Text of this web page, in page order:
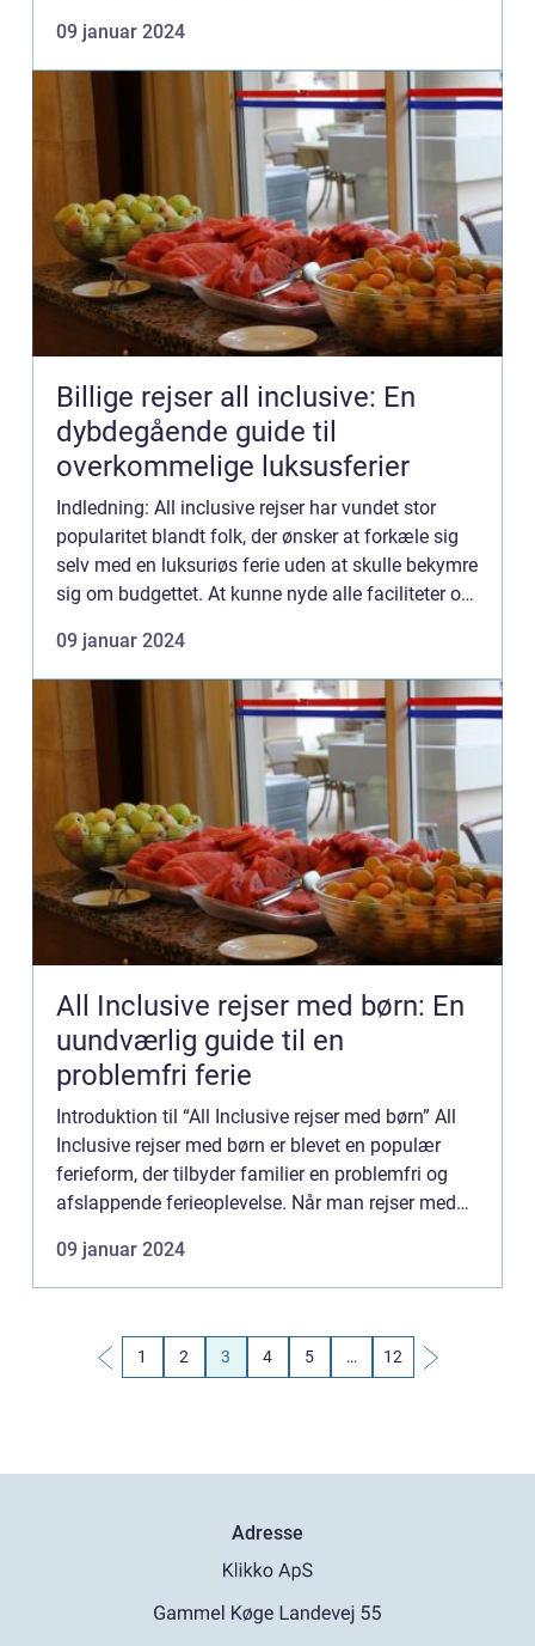
09 januar 2024
Billige rejser all inclusive: En
dybdegående guide til
overkommelige luksusferier
Indledning: All inclusive rejser har vundet stor
popularitet blandt folk, der ønsker at forkæle sig
selv med en luksuriøs ferie uden at skulle bekymre
sig om budgettet. At kunne nyde alle faciliteter og
09 januar 2024
All Inclusive rejser med børn: En
uundværlig guide til en
problemfri ferie
Introduktion til “All Inclusive rejser med børn” All
Inclusive rejser med børn er blevet en populær
ferieform, der tilbyder familier en problemfri og
afslappende ferieoplevelse. Når man rejser med
09 januar 2024
1 2 3 4 5 … 12
Adresse